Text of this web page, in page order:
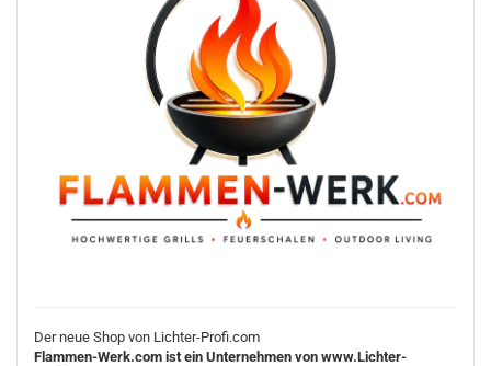
Der neue Shop von Lichter-Profi.com
Flammen-Werk.com ist ein Unternehmen von www.Lichter-